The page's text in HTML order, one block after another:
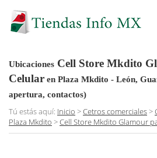
Ubicaciones Cell Store Mkdito
Celular en Plaza Mkdito - León,
apertura, contactos)
Tú estás aquí: Inicio >Cetros comerciales>
Plaza Mkdito >Cell Store Mkdito Glamour